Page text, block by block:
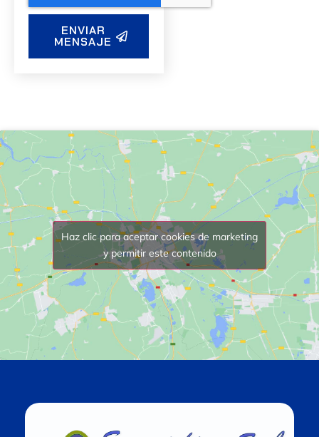
ENVIAR
MENSAJE
Haz clic para aceptar cookies de marketing
y permitir este contenido